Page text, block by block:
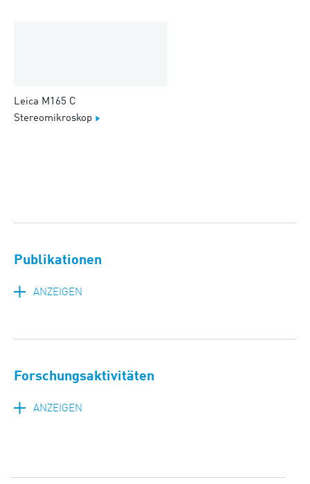
Leica M165 C
Stereomikroskop
Publikationen
ANZEIGEN
Forschungsaktivitäten
ANZEIGEN